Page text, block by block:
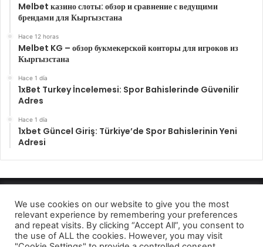
Melbet казино слоты: обзор и сравнение с ведущими
брендами для Кыргызстана
Hace 12 horas
Melbet KG – обзор букмекерской конторы для игроков из
Кыргызстана
Hace 1 día
1xBet Turkey İncelemesi: Spor Bahislerinde Güvenilir
Adres
Hace 1 día
1xbet Güncel Giriş: Türkiye’de Spor Bahislerinin Yeni
Adresi
Enfocando los hechos 2022
Aviso de privcidad
We use cookies on our website to give you the most
relevant experience by remembering your preferences
and repeat visits. By clicking “Accept All”, you consent to
the use of ALL the cookies. However, you may visit